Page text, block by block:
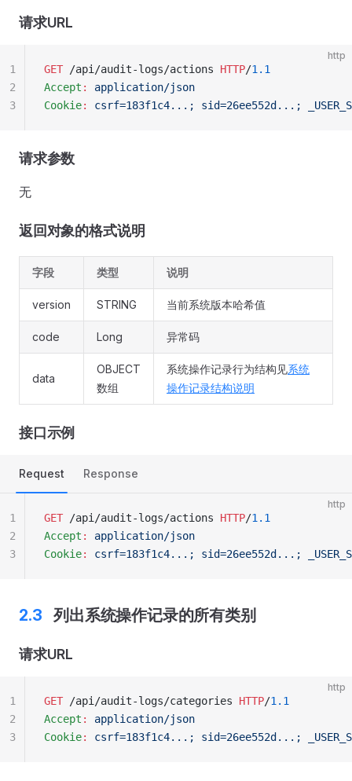
请求URL
http
GET /api/audit-logs/actions HTTP/1.1
Accept :
application/json
Cookie: csrf=183f1c4...; sid=26ee552d...;
1
2
3
请求参数
无
返回对象的格式说明
字段 类型 说明
version STRING 当前系统版本哈希值
code Long 异常码
data
OBJECT
数组
系统操作记录行为结构见系统
操作记录结构说明
接口示例
Request Response
http
GET /api/audit-logs/actions HTTP/1.1
Accept :
application/json
Cookie: csrf=183f1c4...; sid=26ee552d...;
1
2
3
列出系统操作记录的所有类别
请求URL
http
GET /api/audit-logs/categories HTTP/1.1
Accept :
application/json
Cookie: csrf=183f1c4...; sid=26ee552d...;
1
2
3